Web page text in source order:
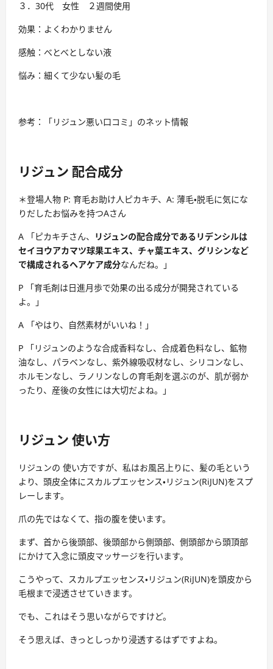
３．30代 女性 ２週間使用
効果：よくわかりません
感触：べとべとしない液
悩み：細くて少ない髪の毛
参考：「リジュン悪い口コミ」のネット情報
リジュン 配合成分
＊登場人物 P: 育毛お助け人ピカキチ、A: 薄毛・脱毛に気にな
りだしたお悩みを持つAさん
A 「ピカキチさん、 リジュンの配合成分であるリデンシルは
セイヨウアカマツ球果エキス、チャ葉エキス、グリシンなど
で構成されるヘアケア成分なんだね。」
P 「育毛剤は日進月歩で効果の出る成分が開発されている
よ。」
A 「やはり、自然素材がいいね！」
P 「リジュンのような合成香料なし、合成着色料なし、鉱物
油なし、パラベンなし、紫外線吸収材なし、シリコンなし、
ホルモンなし、ラノリンなしの育毛剤を選ぶのが、肌が弱か
ったり、産後の女性には大切だよね。」
リジュン 使い方
リジュンの 使い方ですが、私はお風呂上りに、髪の毛という
より、頭皮全体にスカルプエッセンス・リジュン(RiJUN)をスプ
レーします。
爪の先ではなくて、指の腹を使います。
まず、首から後頭部、後頭部から側頭部、側頭部から頭頂部
にかけて入念に頭皮マッサージを行います。
こうやって、スカルプエッセンス・リジュン(RiJUN)を頭皮から
毛根まで浸透させていきます。
でも、これはそう思いながらですけど。
そう思えば、きっとしっかり浸透するはずですよね。